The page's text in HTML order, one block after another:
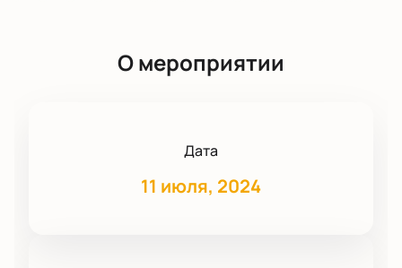
О мероприятии
Дата
11 июля, 2024